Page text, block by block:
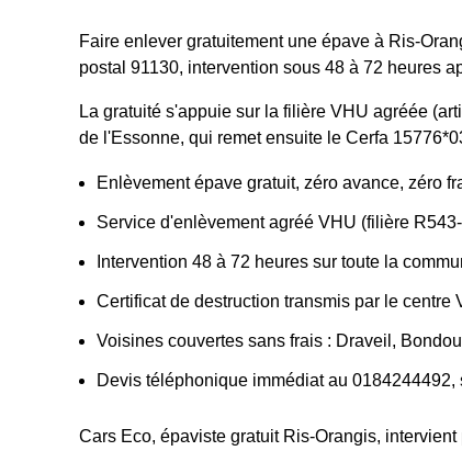
Faire enlever gratuitement une épave à Ris-
postal 91130, intervention sous 48 à 72 heures
La gratuité s'appuie sur la filière VHU agréée
de l'Essonne, qui remet ensuite le Cerfa
Enlèvement épave gratuit, zéro avance, zéro
Service d'enlèvement agréé VHU (filière
Intervention 48 à 72 heures sur toute la
Certificat de destruction transmis par le centre
Voisines couvertes sans frais : Draveil,
Devis téléphonique immédiat au 0184244492,
Cars Eco, épaviste gratuit Ris-Orangis,